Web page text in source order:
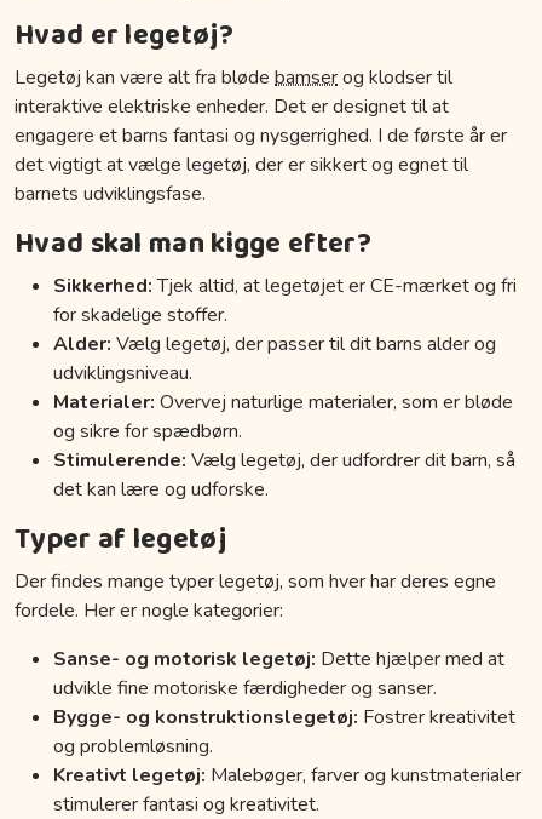
Hvad er legetøj?
Legetøj kan være alt fra bløde bamserog klodser til
interaktive elektriske enheder. Det er designet til at
engagere et barns fantasi og nysgerrighed. I de første år er
det vigtigt at vælge legetøj, der er sikkert og egnet til
barnets udviklingsfase.
Hvad skal man kigge efter?
Sikkerhed:Tjek altid, at legetøjet er CE-mærket og fri
for skadelige stoffer.
Alder: Vælg legetøj, der passer til dit barns alder og
udviklingsniveau.
Materialer: Overvej naturlige materialer, som er bløde
og sikre for spædbørn.
Stimulerende: Vælg legetøj, der udfordrer dit barn, så
det kan lære og udforske.
Typer af legetøj
Der findes mange typer legetøj, som hver har deres egne
fordele. Her er nogle kategorier:
Sanse- og motorisk legetøj: Dette hjælper med at
udvikle fine motoriske færdigheder og sanser.
Bygge- og konstruktionslegetøj: Fostrer kreativitet
og problemløsning.
Kreativt legetøj: Malebøger, farver og kunstmaterialer
stimulerer fantasi og kreativitet.